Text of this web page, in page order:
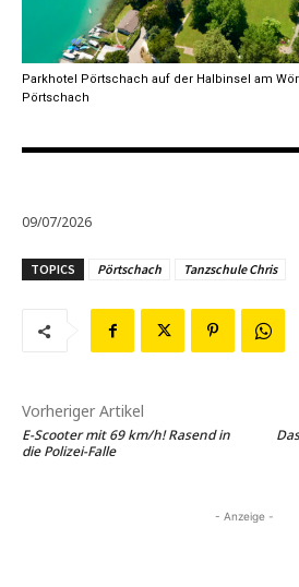
Parkhotel Pörtschach auf der Halbinsel am
Pörtschach
09/07/2026
TOPICS Pörtschach Tanzschule Chris
Vorheriger Artikel
E-Scooter mit 69 km/h! Rasend in
die Polizei-Falle
- Anzeige -